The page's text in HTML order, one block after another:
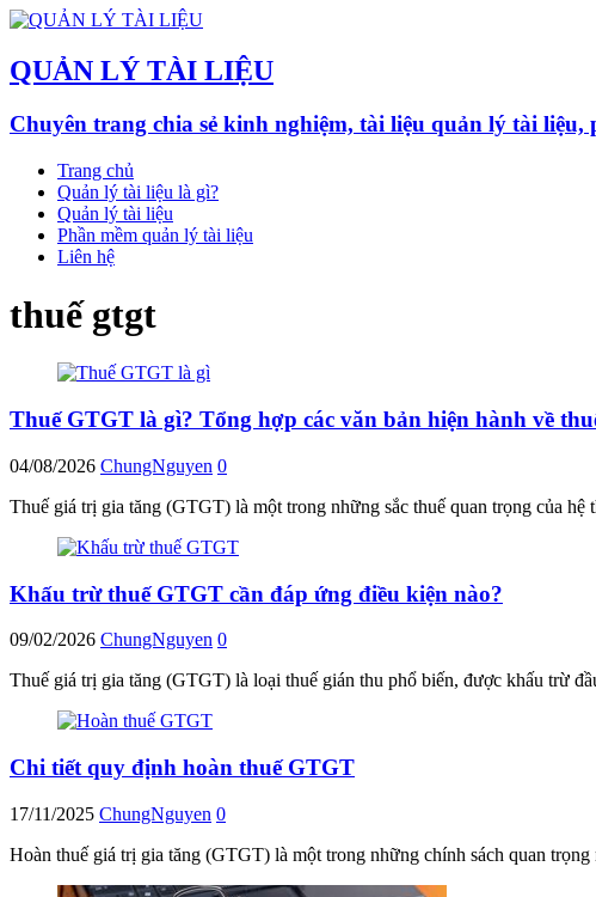
QUẢN LÝ TÀI LIỆU
Chuyên trang chia sẻ kinh nghiệm, tài liệu quản lý tài
Trang chủ
Quản lý tài liệu là gì?
Quản lý tài liệu
Phần mềm quản lý tài liệu
Liên hệ
thuế gtgt
Thuế GTGT là gì? Tổng hợp các văn bản hiện hành về
04/08/2026 ChungNguyen 0
Thuế giá trị gia tăng (GTGT) là một trong những sắc thuế quan trọng của
Khấu trừ thuế GTGT cần đáp ứng điều kiện nào?
09/02/2026 ChungNguyen 0
Thuế giá trị gia tăng (GTGT) là loại thuế gián thu phổ biến, được khấu trừ
Chi tiết quy định hoàn thuế GTGT
17/11/2025 ChungNguyen 0
Hoàn thuế giá trị gia tăng (GTGT) là một trong những chính sách quan